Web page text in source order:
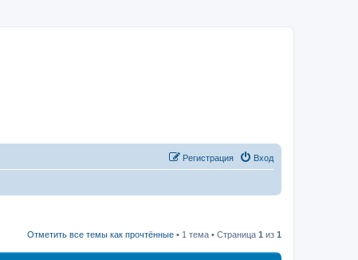
Вход
Регистрация
Отметить все темы как прочтённые • 1 тема • Страница 1 из 1